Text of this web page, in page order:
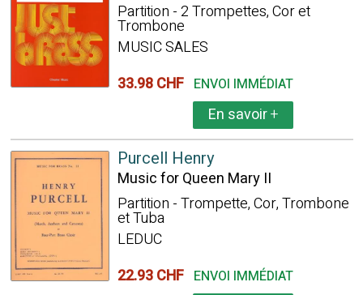
Partition - 2 Trompettes, Cor et
Trombone
MUSIC SALES
33.98 CHF ENVOI IMMÉDIAT
En savoir+
Purcell Henry
Music for Queen Mary II
Partition - Trompette, Cor, Trombone
et Tuba
LEDUC
22.93 CHF ENVOI IMMÉDIAT